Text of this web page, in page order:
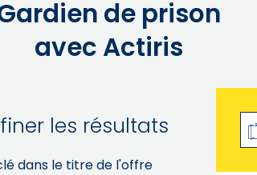
de prison
avec Actiris
les résultats
dans le titre de l'offre